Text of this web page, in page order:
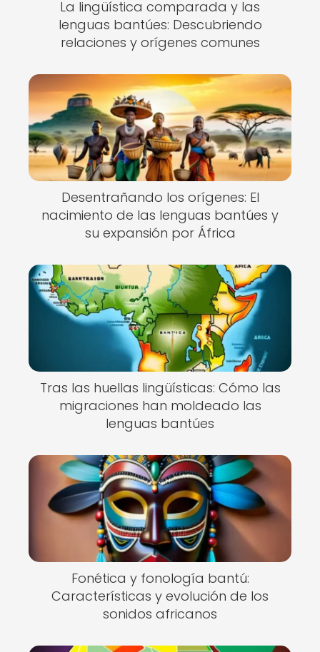
La lingüística comparada y las
lenguas bantúes: Descubriendo
relaciones y orígenes comunes
Desentrañando los orígenes: El
nacimiento de las lenguas bantúes y
su expansión por África
Tras las huellas lingüísticas: Cómo las
migraciones han moldeado las
lenguas bantúes
Fonética y fonología bantú:
Características y evolución de los
sonidos africanos